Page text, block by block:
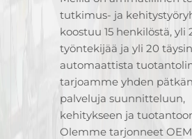
tutkimus- ja
koostuu 15 henkilöstä, yli
työntekijää ja yli 20 täysin
automaattista
tarjoamme yhden pätkän
palveluja suunnitteluun,
kehitykseen ja
Olemme tarjonneet